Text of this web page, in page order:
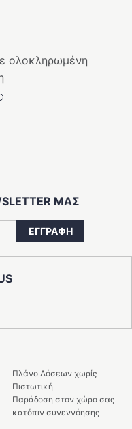
ολοκληρωμένη
ΜΑΣ
ΕΓΓΡΑΦΗ
Πλάνο Δόσεων χωρίς
Πιστωτική
Παράδοση στον χώρο σας
κατόπιν συνεννόησης